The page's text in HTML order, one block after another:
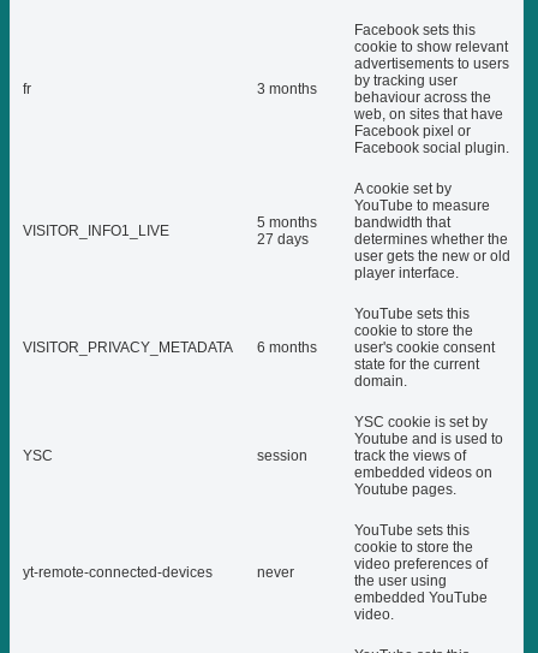
fr 3 months
Facebook sets this
cookie to show relevant
advertisements to users
by tracking user
behaviour across the
web, on sites that have
Facebook pixel or
Facebook social plugin.
VISITOR_INFO1_LIVE
5 months
27 days
A cookie set by
YouTube to measure
bandwidth that
determines whether the
user gets the new or old
player interface.
VISITOR_PRIVACY_METADATA 6 months
YouTube sets this
cookie to store the
user's cookie consent
state for the current
domain.
YSC session
YSC cookie is set by
Youtube and is used to
track the views of
embedded videos on
Youtube pages.
yt-remote-connected-devices never
YouTube sets this
cookie to store the
video preferences of
the user using
embedded YouTube
video.